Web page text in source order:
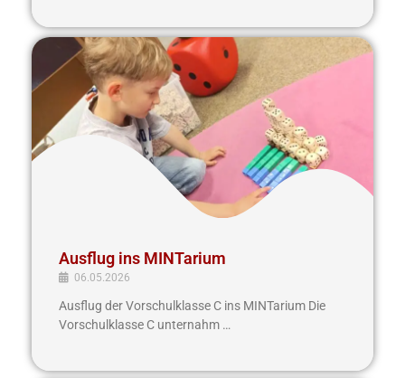
Ausflug
ins
MINTarium
Ausflug ins MINTarium
06.05.2026
Ausflug der Vorschulklasse C ins MINTarium Die
Vorschulklasse C unternahm …